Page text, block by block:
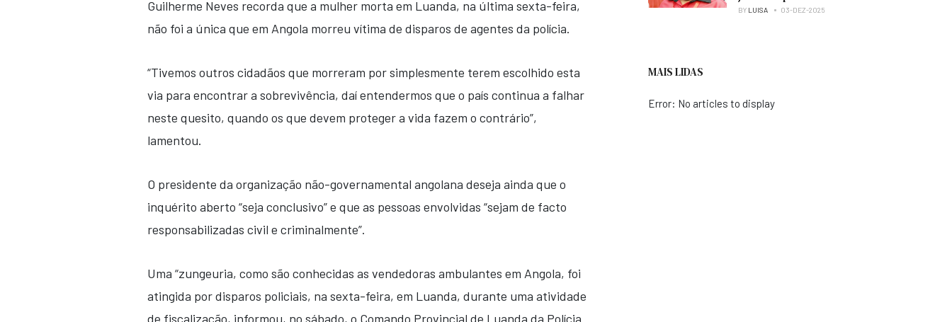
Guilherme Neves recorda que a mulher morta em Luanda, na última sexta-feira,
não foi a única que em Angola morreu vítima de disparos de agentes da polícia.
“Tivemos outros cidadãos que morreram por simplesmente terem escolhido esta
via para encontrar a sobrevivência, daí entendermos que o país continua a falhar
neste quesito, quando os que devem proteger a vida fazem o contrário”,
lamentou.
O presidente da organização não-governamental angolana deseja ainda que o
inquérito aberto “seja conclusivo” e que as pessoas envolvidas “sejam de facto
responsabilizadas civil e criminalmente”.
Uma “zungeuria, como são conhecidas as vendedoras ambulantes em Angola, foi
atingida por disparos policiais, na sexta-feira, em Luanda, durante uma atividade
de fiscalização, informou, no sábado, o Comando Provincial de Luanda da Polícia
candidatura à presidência
BY LUISA 03-DEZ-2025
MAIS LIDAS
Error: No articles to display